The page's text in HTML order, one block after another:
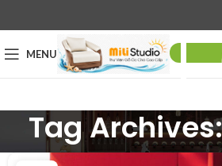
MENU
Tag